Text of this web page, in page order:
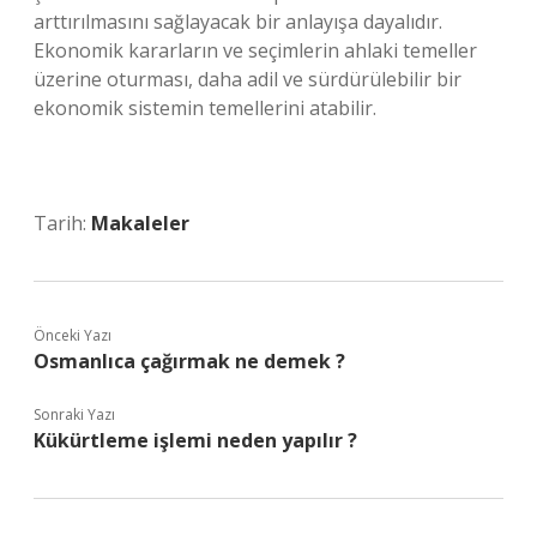
arttırılmasını sağlayacak bir anlayışa dayalıdır.
Ekonomik kararların ve seçimlerin ahlaki temeller
üzerine oturması, daha adil ve sürdürülebilir bir
ekonomik sistemin temellerini atabilir.
Tarih: Makaleler
Önceki Yazı
Osmanlıca çağırmak ne demek ?
Sonraki Yazı
Kükürtleme işlemi neden yapılır ?